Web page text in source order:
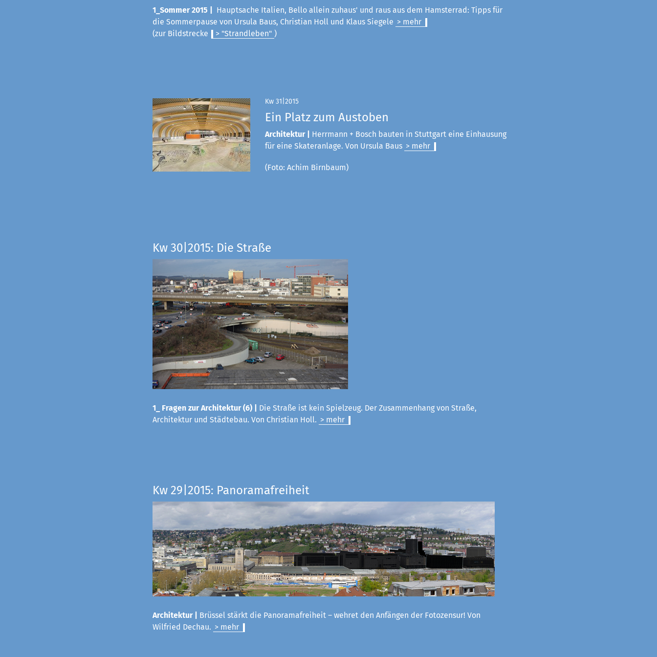
1_Sommer 2015 |
Hauptsache Italien, Bello allein zuhaus' und raus aus dem Hamsterrad: Tipps für
die Sommerpause von Ursula Baus, Christian Holl und Klaus Siegele > mehr
(zur Bildstrecke
> "Strandleben" )
Kw 31|2015
Ein Platz zum Austoben
Architektur |
Herrmann + Bosch bauten in Stuttgart eine Einhausung
für eine Skateranlage. Von Ursula Baus > mehr
(Foto: Achim Birnbaum)
Kw 30|2015: Die Straße
1_ Fragen zur Architektur (6) |
Die Straße ist kein Spielzeug. Der Zusammenhang von Straße,
Architektur und Städtebau. Von Christian Holl. > mehr
Kw 29|2015: Panoramafreiheit
Architektur |
Brüssel stärkt die Panoramafreiheit – wehret den Anfängen der Fotozensur! Von
Wilfried Dechau. > mehr